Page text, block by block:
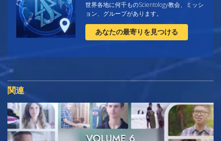
世界各地に何千ものScientology教会、ミッシ
ョン、グループがあります。
あなたの最寄りを見つける
関連